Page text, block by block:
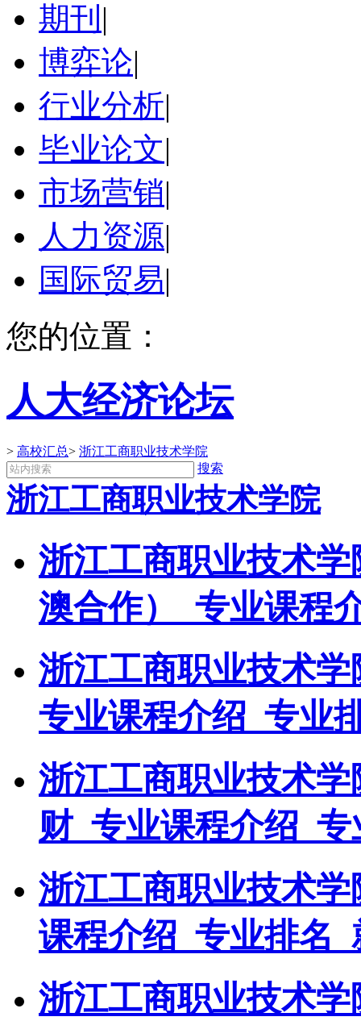
期刊 |
博弈论|
行业分析|
毕业论文|
市场营销|
人力资源|
国际贸易|
您的位置：
人大经济论坛
> 高校汇总> 浙江工商职业技术学院
搜索
浙江工商职业技术学院
浙江工商职业技术
澳合作）_专业课程
浙江工商职业技术
专业课程介绍_专业
浙江工商职业技术
财_专业课程介绍_
浙江工商职业技术
课程介绍_专业排名
浙江工商职业技术